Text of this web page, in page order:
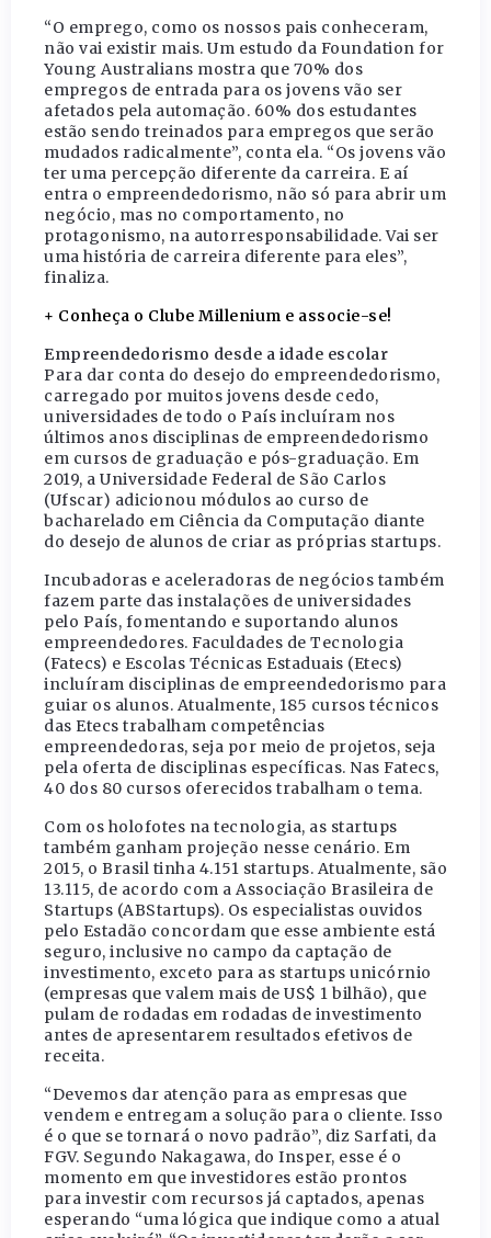
“O emprego, como os nossos pais conheceram,
não vai existir mais. Um estudo da Foundation for
Young Australians mostra que 70% dos
empregos de entrada para os jovens vão ser
afetados pela automação. 60% dos estudantes
estão sendo treinados para empregos que serão
mudados radicalmente”, conta ela. “Os jovens vão
ter uma percepção diferente da carreira. E aí
entra o empreendedorismo, não só para abrir um
negócio, mas no comportamento, no
protagonismo, na autorresponsabilidade. Vai ser
uma história de carreira diferente para eles”,
finaliza.
+ Conheça o Clube Millenium e associe-se!
Empreendedorismo desde a idade escolar
Para dar conta do desejo do empreendedorismo,
carregado por muitos jovens desde cedo,
universidades de todo o País incluíram nos
últimos anos disciplinas de empreendedorismo
em cursos de graduação e pós-graduação. Em
2019, a Universidade Federal de São Carlos
(Ufscar) adicionou módulos ao curso de
bacharelado em Ciência da Computação diante
do desejo de alunos de criar as próprias startups.
Incubadoras e aceleradoras de negócios também
fazem parte das instalações de universidades
pelo País, fomentando e suportando alunos
empreendedores. Faculdades de Tecnologia
(Fatecs) e Escolas Técnicas Estaduais (Etecs)
incluíram disciplinas de empreendedorismo para
guiar os alunos. Atualmente, 185 cursos técnicos
das Etecs trabalham competências
empreendedoras, seja por meio de projetos, seja
pela oferta de disciplinas específicas. Nas Fatecs,
40 dos 80 cursos oferecidos trabalham o tema.
Com os holofotes na tecnologia, as startups
também ganham projeção nesse cenário. Em
2015, o Brasil tinha 4.151 startups. Atualmente, são
13.115, de acordo com a Associação Brasileira de
Startups (ABStartups). Os especialistas ouvidos
pelo Estadão concordam que esse ambiente está
seguro, inclusive no campo da captação de
investimento, exceto para as startups unicórnio
(empresas que valem mais de US$ 1 bilhão), que
pulam de rodadas em rodadas de investimento
antes de apresentarem resultados efetivos de
receita.
“Devemos dar atenção para as empresas que
vendem e entregam a solução para o cliente. Isso
é o que se tornará o novo padrão”, diz Sarfati, da
FGV. Segundo Nakagawa, do Insper, esse é o
momento em que investidores estão prontos
para investir com recursos já captados, apenas
esperando “uma lógica que indique como a atual